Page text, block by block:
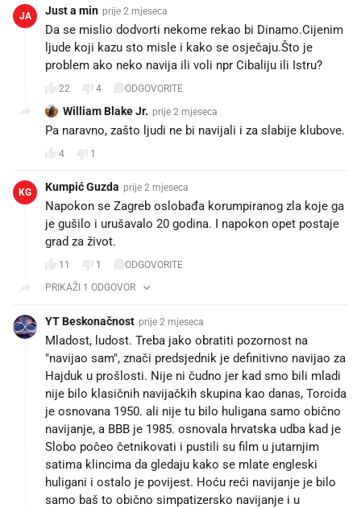
JA Just a min prije 2 mjeseca
Da se mislio dodvorti nekome rekao bi Dinamo.Cijenim
ljude koji kazu sto misle i kako se osječaju.Što je
problem ako neko navija ili voli npr Cibaliju ili Istru?
22 4 ODGOVORITE
William Blake Jr. prije 2 mjeseca
Pa naravno, zašto ljudi ne bi navijali i za slabije klubove.
4 1
KG Kumpić Guzda prije 2 mjeseca
Napokon se Zagreb oslobađa korumpiranog zla koje ga
je gušilo i urušavalo 20 godina. I napokon opet postaje
grad za život.
11 1
ODGOVORITE
PRIKAŽI 1 ODGOVOR
YT Beskonačnost prije 2 mjeseca
Mladost, ludost. Treba jako obratiti pozornost na
"navijao sam", znači predsjednik je definitivno navijao za
Hajduk u prošlosti. Nije ni čudno jer kad smo bili mladi
nije bilo klasičnih navijačkih skupina kao danas, Torcida
je osnovana 1950. ali nije tu bilo huligana samo obično
navijanje, a BBB je 1985. osnovala hrvatska udba kad je
Slobo poĉeo ĉetnikovati i pustili su film u jutarnjim
satima klincima da gledaju kako se mlate engleski
huligani i ostalo je povijest. Hoću reći navijanje je bilo
samo baš to obično simpatizersko navijanje i u